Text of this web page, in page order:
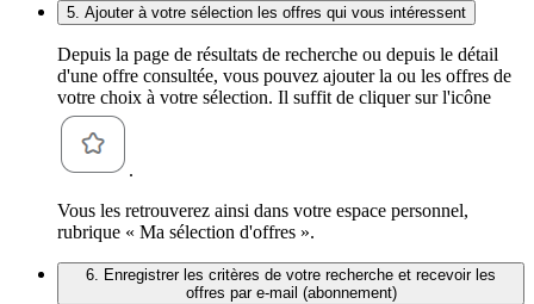
5. Ajouter à votre sélection les offres qui vous intéressent
Depuis la page de résultats de recherche ou depuis le détail
d'une offre consultée, vous pouvez ajouter la ou les offres de
votre choix à votre sélection. Il suffit de cliquer sur l'icône
.
Vous les retrouverez ainsi dans votre espace personnel,
rubrique « Ma sélection d'offres ».
6. Enregistrer les critères de votre recherche et recevoir les
offres par e-mail (abonnement)